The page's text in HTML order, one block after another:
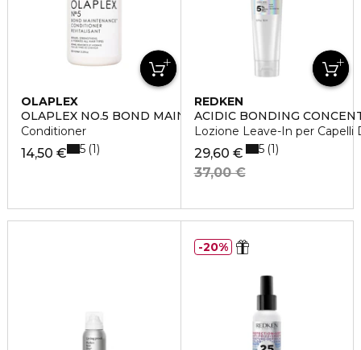
OLAPLEX
OLAPLEX NO.5 BOND MAINTENANCE™ CONDITIONER
Conditioner
14,50 € 5 1
REDKEN
ACIDIC BONDING
Lozione Leave-In per Capelli
29,60 €
37,00 €
5 1
20%